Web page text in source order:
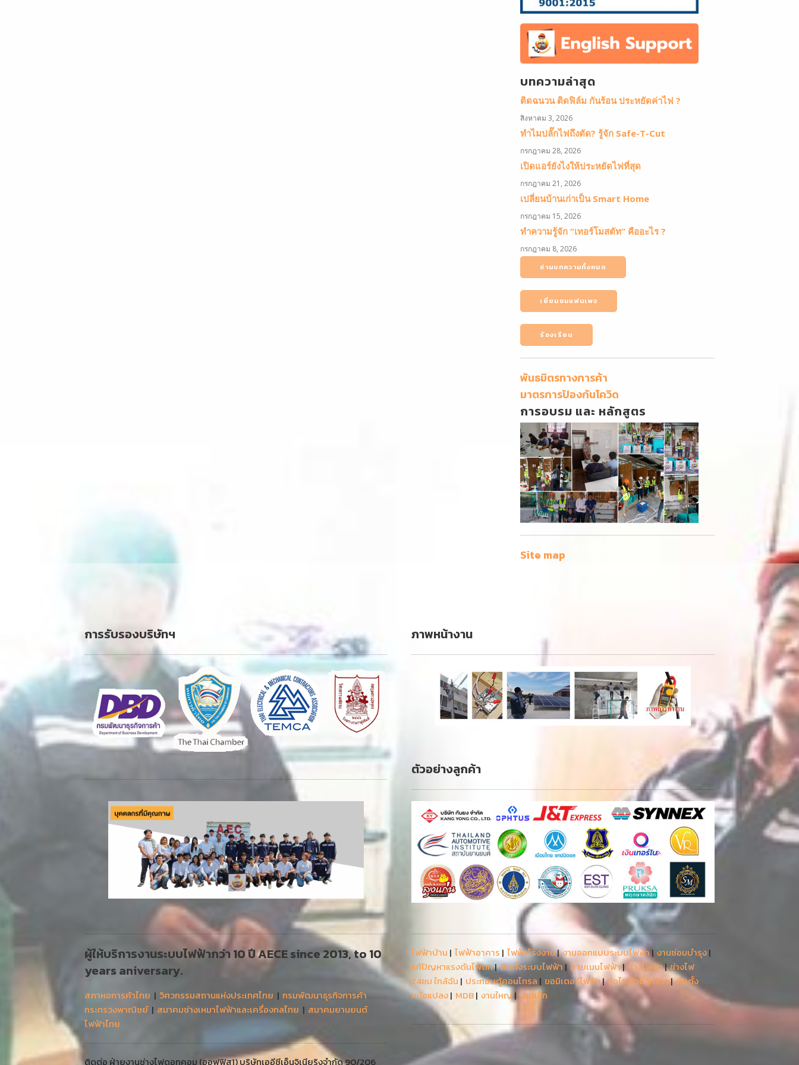
บทความล่าสุด
ติดฉนวน ติดฟิล์ม กันร้อน ประหยัดค่าไฟ ?
สิงหาคม 3, 2026
ทำไมปลั๊กไฟถึงตัด? รู้จัก Safe-T-Cut
กรกฎาคม 28, 2026
เปิดแอร์ยังไงให้ประหยัดไฟที่สุด
กรกฎาคม 21, 2026
เปลี่ยนบ้านเก่าเป็น Smart Home
กรกฎาคม 15, 2026
ทำความรู้จัก “เทอร์โมสตัท” คืออะไร ?
กรกฎาคม 8, 2026
อ่านบทความทั้งหมด
เยี่ยมชมแฟนเพจ
ร้องเรียน
พันธมิตรทางการค้า
มาตรการป้องกันโควิด
การอบรม และ หลักสูตร
Site map
การรับรองบริษัทฯ
ผู้ให้บริการงานระบบไฟฟ้ากว่า 10 ปี AECE since 2013, to 10
years aniversary.
สภาหอการค้าไทย | วิศวกรรมสถานแห่งประเทศไทย | กรมพัฒนาธุรกิจการค้า
กระทรวงพาณิชย์| สมาคมช่างเหมาไฟฟ้าและเครื่องกลไทย | สมาคมยานยนต์
ไฟฟ้าไทย
ติดต่อ ฝ่ายงานช่างไฟดอทคอม (ออฟฟิส1) บริษัทเออีซีเอ็นจิเนียริงจำกัด 90/206
ภาพหน้างาน
ตัวอย่างลูกค้า
ไฟฟ้าบ้าน | ไฟฟ้าอาคาร | ไฟฟ้าโรงงาน|งานออกแบบระบบไฟฟ้า| งานซ่อมบำรุง|
แก้ปัญหาแรงดันไฟตก|ติดตั้งระบบไฟฟ้า|สายเมนไฟฟ้า| ช่างไฟฟ้า|ช่างไฟ
24ชม ใกล้ฉัน | ประกอบตู้คอนโทรล | ขอมิเตอร์ไฟฟ้า|ขอไฟฟ้าชั่วคราว|ติดตั้ง
หม้อแปลง| MDB| งานใหญ่| งานเล็ก